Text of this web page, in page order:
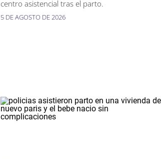
centro asistencial tras el parto.
5 DE AGOSTO DE 2026